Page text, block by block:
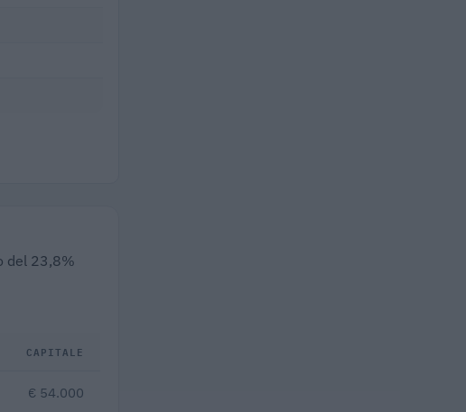
del 23,8%
CAPITALE
€ 54.000